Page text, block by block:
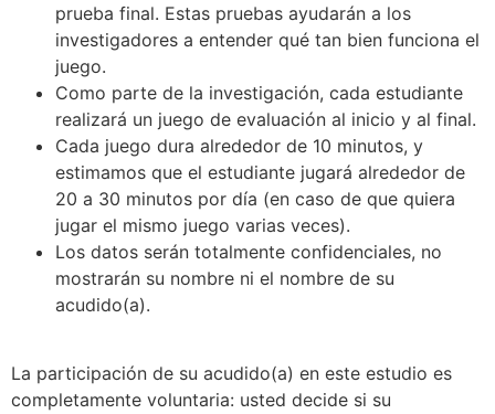
prueba final. Estas pruebas ayudarán a los
investigadores a entender qué tan bien funciona el
juego.
Como parte de la investigación, cada estudiante
realizará un juego de evaluación al inicio y al final.
Cada juego dura alrededor de 10 minutos, y
estimamos que el estudiante jugará alrededor de
20 a 30 minutos por día (en caso de que quiera
jugar el mismo juego varias veces).
Los datos serán totalmente confidenciales, no
mostrarán su nombre ni el nombre de su
acudido(a).
La participación de su acudido(a) en este estudio es
completamente voluntaria: usted decide si su